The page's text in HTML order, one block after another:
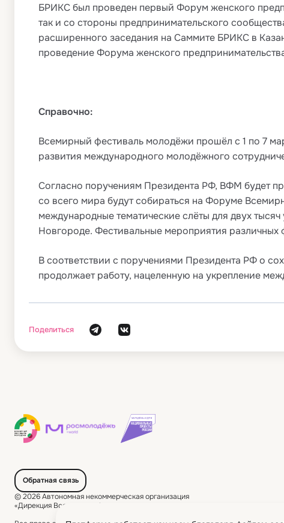
БРИКС был проведен первый Форум женского
так и со стороны предпринимательского
расширенного заседания на Саммите БРИКС в
проведение Форума женского
Справочно:
Всемирный фестиваль молодёжи прошёл с 1 по 7
развития международного молодёжного
Согласно поручениям Президента РФ, ВФМ будет
со всего мира будут собираться на Форуме
международные тематические слёты для двух
Новгороде. Фестивальные мероприятия
В соответствии с поручениями Президента РФ о
продолжает работу, нацеленную на укрепление
Поделиться
Обратная связь
© 2026 Автономная некоммерческая организация
«Дирекция Всемирного фестиваля молодежи»